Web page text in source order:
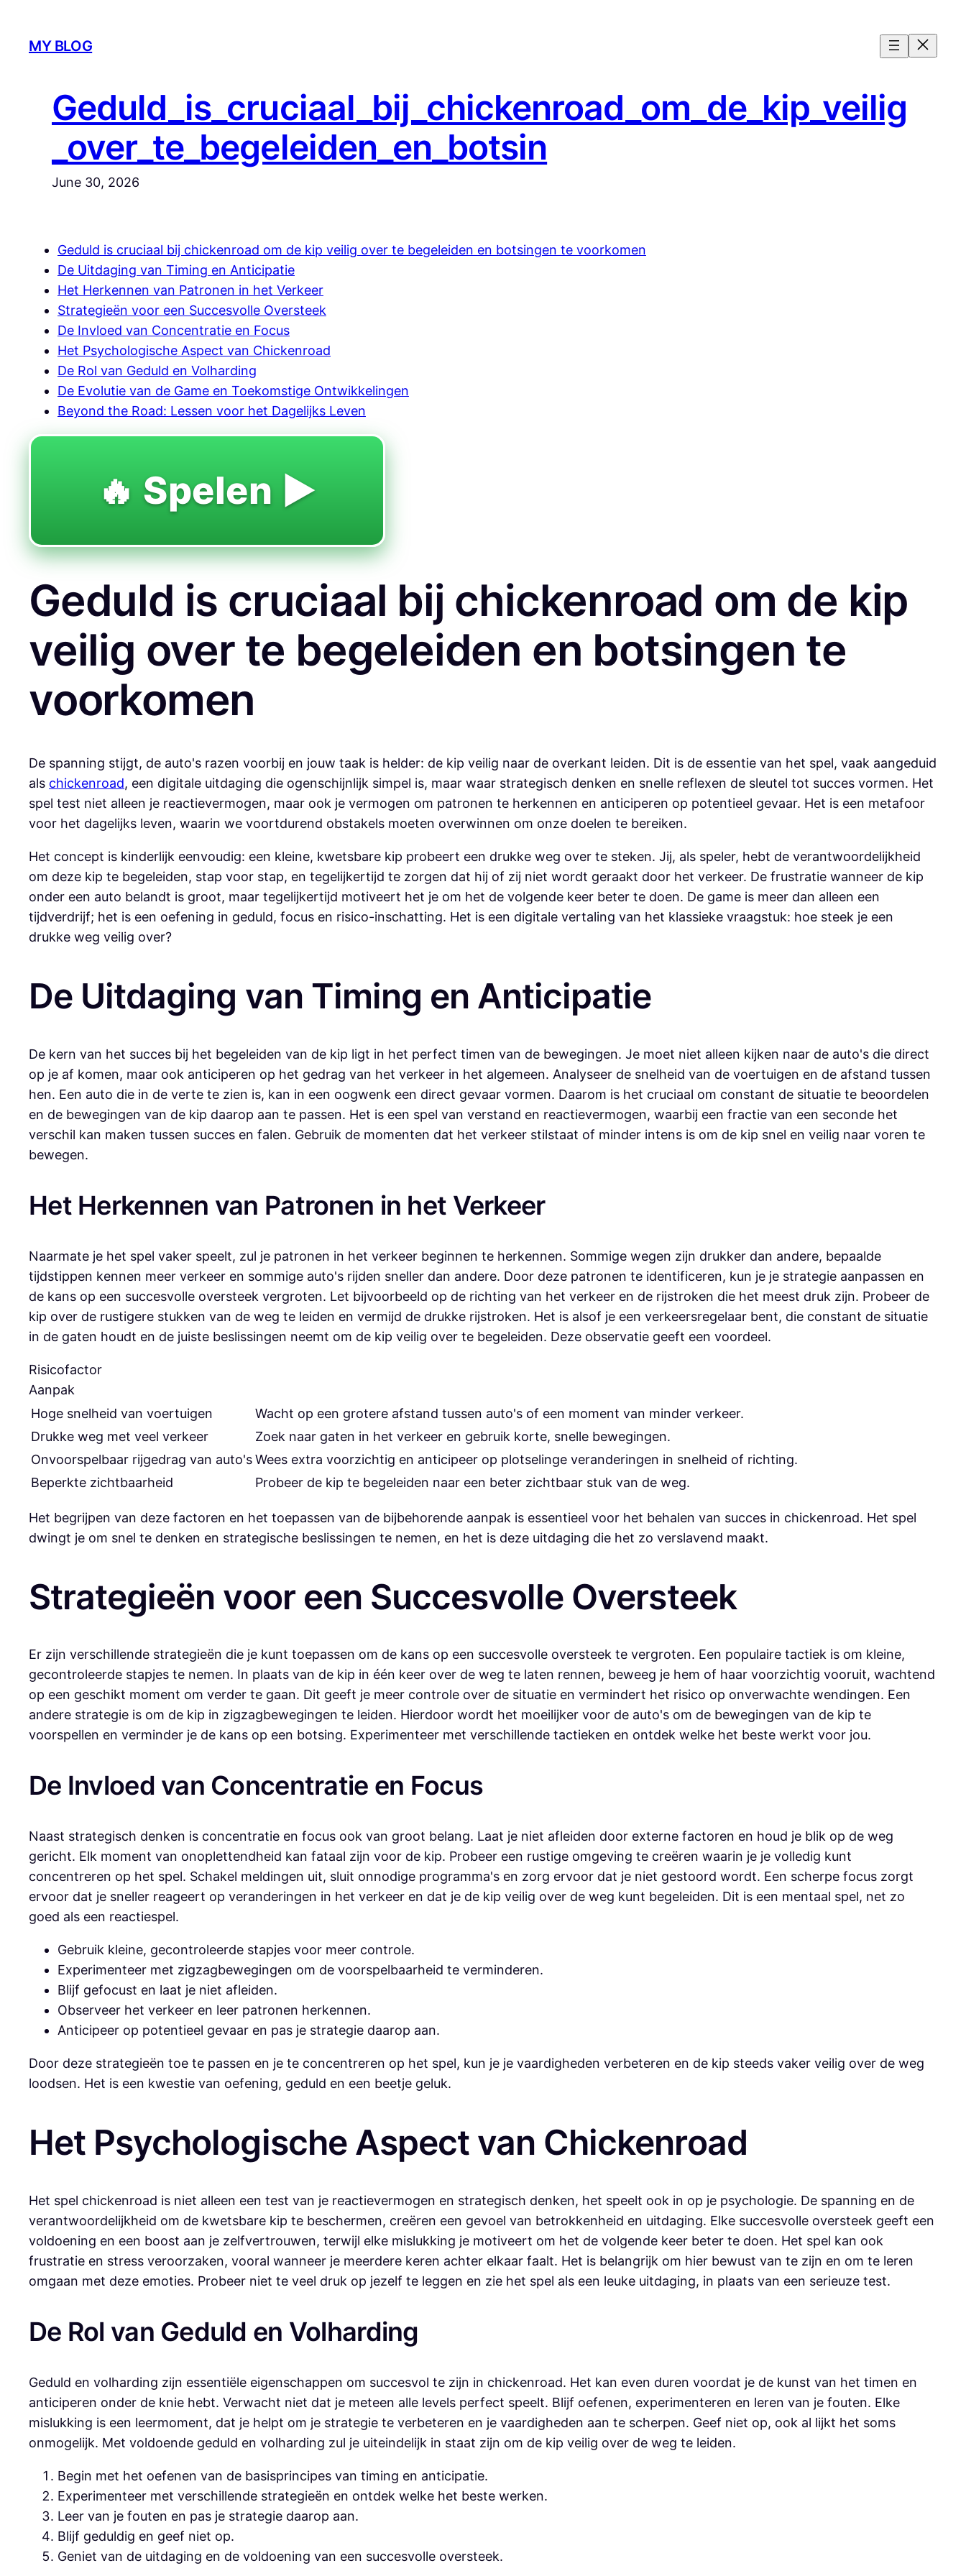
content
MY BLOG
Geduld_is_cruciaal_bij_chickenroad_om_de_kip_veilig
_over_te_begeleiden_en_botsin
June 30, 2026
Geduld is cruciaal bij chickenroad om de kip veilig over te begeleiden en botsingen te voorkomen
De Uitdaging van Timing en Anticipatie
Het Herkennen van Patronen in het Verkeer
Strategieën voor een Succesvolle Oversteek
De Invloed van Concentratie en Focus
Het Psychologische Aspect van Chickenroad
De Rol van Geduld en Volharding
De Evolutie van de Game en Toekomstige Ontwikkelingen
Beyond the Road: Lessen voor het Dagelijks Leven
🔥 Spelen ▶️
Geduld is cruciaal bij chickenroad om de kip
veilig over te begeleiden en botsingen te
voorkomen
De spanning stijgt, de auto's razen voorbij en jouw taak is helder: de kip veilig naar de overkant leiden. Dit is de essentie van het spel, vaak aangeduid
als chickenroad, een digitale uitdaging die ogenschijnlijk simpel is, maar waar strategisch denken en snelle reflexen de sleutel tot succes vormen. Het
spel test niet alleen je reactievermogen, maar ook je vermogen om patronen te herkennen en anticiperen op potentieel gevaar. Het is een metafoor
voor het dagelijks leven, waarin we voortdurend obstakels moeten overwinnen om onze doelen te bereiken.
Het concept is kinderlijk eenvoudig: een kleine, kwetsbare kip probeert een drukke weg over te steken. Jij, als speler, hebt de verantwoordelijkheid
om deze kip te begeleiden, stap voor stap, en tegelijkertijd te zorgen dat hij of zij niet wordt geraakt door het verkeer. De frustratie wanneer de kip
onder een auto belandt is groot, maar tegelijkertijd motiveert het je om het de volgende keer beter te doen. De game is meer dan alleen een
tijdverdrijf; het is een oefening in geduld, focus en risico-inschatting. Het is een digitale vertaling van het klassieke vraagstuk: hoe steek je een
drukke weg veilig over?
De Uitdaging van Timing en Anticipatie
De kern van het succes bij het begeleiden van de kip ligt in het perfect timen van de bewegingen. Je moet niet alleen kijken naar de auto's die direct
op je af komen, maar ook anticiperen op het gedrag van het verkeer in het algemeen. Analyseer de snelheid van de voertuigen en de afstand tussen
hen. Een auto die in de verte te zien is, kan in een oogwenk een direct gevaar vormen. Daarom is het cruciaal om constant de situatie te beoordelen
en de bewegingen van de kip daarop aan te passen. Het is een spel van verstand en reactievermogen, waarbij een fractie van een seconde het
verschil kan maken tussen succes en falen. Gebruik de momenten dat het verkeer stilstaat of minder intens is om de kip snel en veilig naar voren te
bewegen.
Het Herkennen van Patronen in het Verkeer
Naarmate je het spel vaker speelt, zul je patronen in het verkeer beginnen te herkennen. Sommige wegen zijn drukker dan andere, bepaalde
tijdstippen kennen meer verkeer en sommige auto's rijden sneller dan andere. Door deze patronen te identificeren, kun je je strategie aanpassen en
de kans op een succesvolle oversteek vergroten. Let bijvoorbeeld op de richting van het verkeer en de rijstroken die het meest druk zijn. Probeer de
kip over de rustigere stukken van de weg te leiden en vermijd de drukke rijstroken. Het is alsof je een verkeersregelaar bent, die constant de situatie
in de gaten houdt en de juiste beslissingen neemt om de kip veilig over te begeleiden. Deze observatie geeft een voordeel.
Risicofactor
Aanpak
Hoge snelheid van voertuigen
Wacht op een grotere afstand tussen auto's of een moment van minder verkeer.
Drukke weg met veel verkeer
Zoek naar gaten in het verkeer en gebruik korte, snelle bewegingen.
Onvoorspelbaar rijgedrag van auto'sWees extra voorzichtig en anticipeer op plotselinge veranderingen in snelheid of richting.
Beperkte zichtbaarheid
Probeer de kip te begeleiden naar een beter zichtbaar stuk van de weg.
Het begrijpen van deze factoren en het toepassen van de bijbehorende aanpak is essentieel voor het behalen van succes in chickenroad. Het spel
dwingt je om snel te denken en strategische beslissingen te nemen, en het is deze uitdaging die het zo verslavend maakt.
Strategieën voor een Succesvolle Oversteek
Er zijn verschillende strategieën die je kunt toepassen om de kans op een succesvolle oversteek te vergroten. Een populaire tactiek is om kleine,
gecontroleerde stapjes te nemen. In plaats van de kip in één keer over de weg te laten rennen, beweeg je hem of haar voorzichtig vooruit, wachtend
op een geschikt moment om verder te gaan. Dit geeft je meer controle over de situatie en vermindert het risico op onverwachte wendingen. Een
andere strategie is om de kip in zigzagbewegingen te leiden. Hierdoor wordt het moeilijker voor de auto's om de bewegingen van de kip te
voorspellen en verminder je de kans op een botsing. Experimenteer met verschillende tactieken en ontdek welke het beste werkt voor jou.
De Invloed van Concentratie en Focus
Naast strategisch denken is concentratie en focus ook van groot belang. Laat je niet afleiden door externe factoren en houd je blik op de weg
gericht. Elk moment van onoplettendheid kan fataal zijn voor de kip. Probeer een rustige omgeving te creëren waarin je je volledig kunt
concentreren op het spel. Schakel meldingen uit, sluit onnodige programma's en zorg ervoor dat je niet gestoord wordt. Een scherpe focus zorgt
ervoor dat je sneller reageert op veranderingen in het verkeer en dat je de kip veilig over de weg kunt begeleiden. Dit is een mentaal spel, net zo
goed als een reactiespel.
Gebruik kleine, gecontroleerde stapjes voor meer controle.
Experimenteer met zigzagbewegingen om de voorspelbaarheid te verminderen.
Blijf gefocust en laat je niet afleiden.
Observeer het verkeer en leer patronen herkennen.
Anticipeer op potentieel gevaar en pas je strategie daarop aan.
Door deze strategieën toe te passen en je te concentreren op het spel, kun je je vaardigheden verbeteren en de kip steeds vaker veilig over de weg
loodsen. Het is een kwestie van oefening, geduld en een beetje geluk.
Het Psychologische Aspect van Chickenroad
Het spel chickenroad is niet alleen een test van je reactievermogen en strategisch denken, het speelt ook in op je psychologie. De spanning en de
verantwoordelijkheid om de kwetsbare kip te beschermen, creëren een gevoel van betrokkenheid en uitdaging. Elke succesvolle oversteek geeft een
voldoening en een boost aan je zelfvertrouwen, terwijl elke mislukking je motiveert om het de volgende keer beter te doen. Het spel kan ook
frustratie en stress veroorzaken, vooral wanneer je meerdere keren achter elkaar faalt. Het is belangrijk om hier bewust van te zijn en om te leren
omgaan met deze emoties. Probeer niet te veel druk op jezelf te leggen en zie het spel als een leuke uitdaging, in plaats van een serieuze test.
De Rol van Geduld en Volharding
Geduld en volharding zijn essentiële eigenschappen om succesvol te zijn in chickenroad. Het kan even duren voordat je de kunst van het timen en
anticiperen onder de knie hebt. Verwacht niet dat je meteen alle levels perfect speelt. Blijf oefenen, experimenteren en leren van je fouten. Elke
mislukking is een leermoment, dat je helpt om je strategie te verbeteren en je vaardigheden aan te scherpen. Geef niet op, ook al lijkt het soms
onmogelijk. Met voldoende geduld en volharding zul je uiteindelijk in staat zijn om de kip veilig over de weg te leiden.
Begin met het oefenen van de basisprincipes van timing en anticipatie.
Experimenteer met verschillende strategieën en ontdek welke het beste werken.
Leer van je fouten en pas je strategie daarop aan.
Blijf geduldig en geef niet op.
Geniet van de uitdaging en de voldoening van een succesvolle oversteek.